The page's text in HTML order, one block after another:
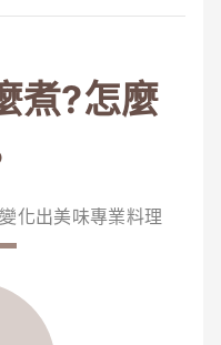
煮?怎麼
化出美味專業料理